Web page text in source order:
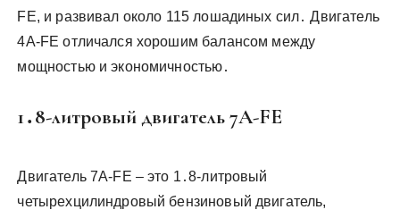
FE, и развивал около 115 лошадиных сил․ Двигатель
4A-FE отличался хорошим балансом между
мощностью и экономичностью․
1․8-литровый двигатель 7A-FE
Двигатель 7A-FE – это 1․8-литровый
четырехцилиндровый бензиновый двигатель,